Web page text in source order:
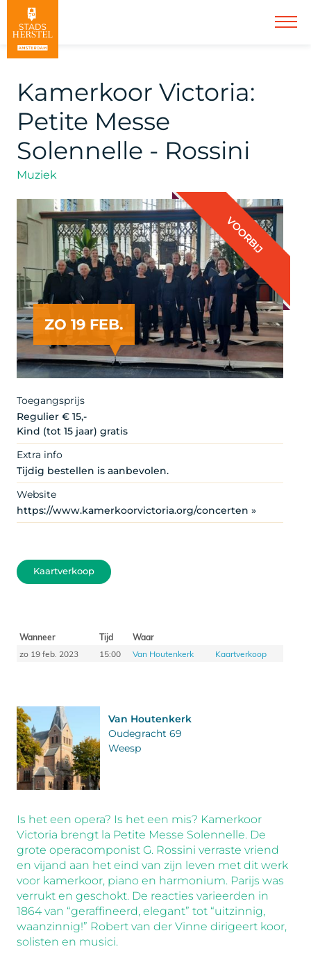
Kamerkoor Victoria:
Petite Messe
Solennelle - Rossini
Muziek
ZO 19 FEB.
VOORBIJ
Artist
Toegangsprijs
Regulier € 15,-
Kind (tot 15 jaar) gratis
Extra info
Tijdig bestellen is aanbevolen.
Website
https://www.kamerkoorvictoria.org/concerten »
Kaartverkoop
Wanneer Tijd
Waar
zo 19 feb. 2023
15:00 Van Houtenkerk Kaartverkoop
Van Houtenkerk
Oudegracht 69
Weesp
Is het een opera? Is het een mis? Kamerkoor
Victoria brengt la Petite Messe Solennelle. De
grote operacomponist G. Rossini verraste vriend
en vijand aan het eind van zijn leven met dit werk
voor kamerkoor, piano en harmonium. Parijs was
verrukt en geschokt. De reacties varieerden in
1864 van “geraffineerd, elegant” tot “uitzinnig,
waanzinnig!” Robert van der Vinne dirigeert koor,
solisten en musici.